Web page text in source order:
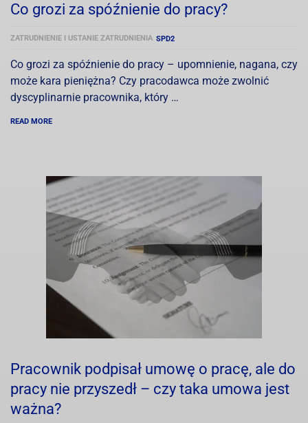
Co grozi za spóźnienie do pracy?
ZATRUDNIENIE I USTANIE ZATRUDNIENIA SPD2
Co grozi za spóźnienie do pracy – upomnienie, nagana, czy
może kara pieniężna? Czy pracodawca może zwolnić
dyscyplinarnie pracownika, który …
READ MORE
Pracownik podpisał umowę o pracę, ale do
pracy nie przyszedł – czy taka umowa jest
ważna?